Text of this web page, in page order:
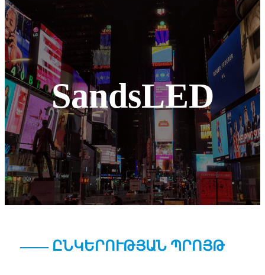
SandsLED
—— ԸՆԿԵՐՈՒԹՅԱՆ ՊՐՈՅԹ